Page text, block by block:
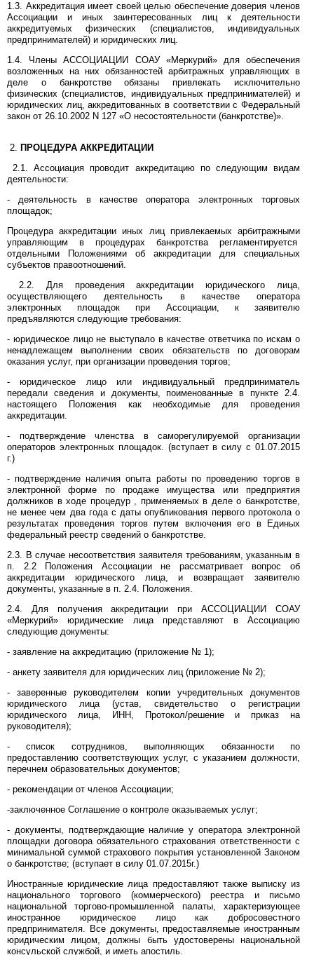
1.3. Аккредитация имеет своей целью обеспечение доверия членов
Ассоциации и иных заинтересованных лиц к деятельности
аккредитуемых физических (специалистов, индивидуальных
предпринимателей) и юридических лиц.
1.4. Члены АССОЦИАЦИИ СОАУ «Меркурий» для обеспечения
возложенных на них обязанностей арбитражных управляющих в
деле о банкротстве обязаны привлекать исключительно
физических (специалистов, индивидуальных предпринимателей) и
юридических лиц, аккредитованных в соответствии с Федеральный
закон от 26.10.2002 N 127 «О несостоятельности (банкротстве)».
2. ПРОЦЕДУРА АККРЕДИТАЦИИ
2.1. Ассоциация проводит аккредитацию по следующим видам
деятельности:
- деятельность в качестве оператора электронных торговых
площадок;
Процедура аккредитации иных лиц привлекаемых арбитражными
управляющим в процедурах банкротства регламентируется
отдельными Положениями об аккредитации для специальных
субъектов правоотношений.
2.2. Для проведения аккредитации юридического лица,
осуществляющего деятельность в качестве оператора
электронных площадок при Ассоциации, к заявителю
предъявляются следующие требования:
- юридическое лицо не выступало в качестве ответчика по искам о
ненадлежащем выполнении своих обязательств по договорам
оказания услуг, при организации проведения торгов;
- юридическое лицо или индивидуальный предприниматель
передали сведения и документы, поименованные в пункте 2.4.
настоящего Положения как необходимые для проведения
аккредитации.
- подтверждение членства в саморегулируемой организации
операторов электронных площадок. (вступает в силу с 01.07.2015
г.)
- подтверждение наличия опыта работы по проведению торгов в
электронной форме по продаже имущества или предприятия
должников в ходе процедур , применяемых в деле о банкротстве,
не менее чем два года с даты опубликования первого протокола о
результатах проведения торгов путем включения его в Единых
федеральный реестр сведений о банкротстве.
2.3. В случае несоответствия заявителя требованиям, указанным в
п. 2.2 Положения Ассоциации не рассматривает вопрос об
аккредитации юридического лица, и возвращает заявителю
документы, указанные в п. 2.4. Положения.
2.4. Для получения аккредитации при АССОЦИАЦИИ СОАУ
«Меркурий» юридические лица представляют в Ассоциацию
следующие документы:
- заявление на аккредитацию (приложение № 1);
- анкету заявителя для юридических лиц (приложение № 2);
- заверенные руководителем копии учредительных документов
юридического лица (устав, свидетельство о регистрации
юридического лица, ИНН, Протокол/решение и приказ на
руководителя);
- список сотрудников, выполняющих обязанности по
предоставлению соответствующих услуг, с указанием должности,
перечнем образовательных документов;
- рекомендации от членов Ассоциации;
-заключенное Соглашение о контроле оказываемых услуг;
- документы, подтверждающие наличие у оператора электронной
площадки договора обязательного страхования ответственности с
минимальной суммой страхового покрытия установленной Законом
о банкротстве; (вступает в силу 01.07.2015г.)
Иностранные юридические лица предоставляют также выписку из
национального торгового (коммерческого) реестра и письмо
национальной торгово-промышленной палаты, характеризующее
иностранное юридическое лицо как добросовестного
предпринимателя. Все документы, предоставляемые иностранным
юридическим лицом, должны быть удостоверены национальной
консульской службой, и иметь апостиль.